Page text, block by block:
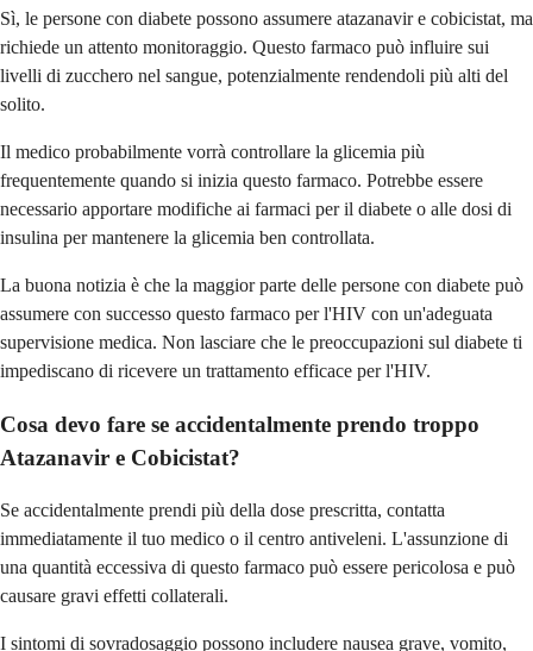
Sì, le persone con diabete possono assumere atazanavir e cobicistat, ma
richiede un attento monitoraggio. Questo farmaco può influire sui
livelli di zucchero nel sangue, potenzialmente rendendoli più alti del
solito.
Il medico probabilmente vorrà controllare la glicemia più
frequentemente quando si inizia questo farmaco. Potrebbe essere
necessario apportare modifiche ai farmaci per il diabete o alle dosi di
insulina per mantenere la glicemia ben controllata.
La buona notizia è che la maggior parte delle persone con diabete può
assumere con successo questo farmaco per l'HIV con un'adeguata
supervisione medica. Non lasciare che le preoccupazioni sul diabete ti
impediscano di ricevere un trattamento efficace per l'HIV.
Cosa devo fare se accidentalmente prendo troppo
Atazanavir e Cobicistat?
Se accidentalmente prendi più della dose prescritta, contatta
immediatamente il tuo medico o il centro antiveleni. L'assunzione di
una quantità eccessiva di questo farmaco può essere pericolosa e può
causare gravi effetti collaterali.
I sintomi di sovradosaggio possono includere nausea grave, vomito,